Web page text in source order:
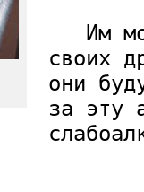
Им
своих
они
за эту